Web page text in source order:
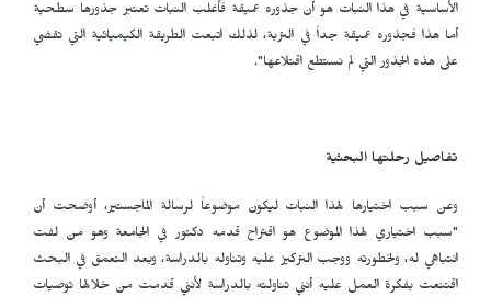
الأساسية في هذا النبات هو أن جذوره عميقة فأغلب النبات تعتبر جذورها سطحية
أما هذا فجذوره عميقة جداً في التربة، لذلك اتبعت الطريقة الكيميائية التي تقضي
على هذه الجذور التي لم نستطع اقتلاعها".
تفاصيل رحلتها البحثية
وعن سبب اختيارها لهذا النبات ليكون موضوعاً لرسالة الماجستير، أوضحت أن
"سبب اختياري لهذا الموضوع هو اقتراح قدمه دكتور في الجامعة وهو من لفت
انتباهي له، ولخطورته ووجب التركيز عليه وتناوله بالدراسة، وبعد التعمق في البحث
اقتنعت بفكرة العمل عليه أنني تناولته بالدراسة لأنني قدمت من خلالها توصيات